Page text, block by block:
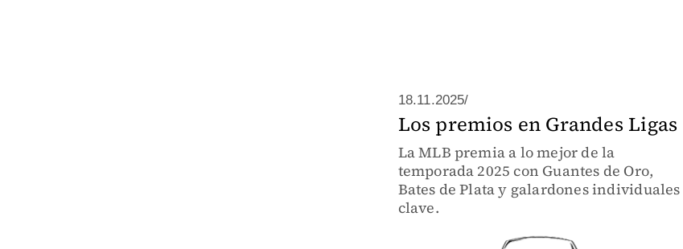
18.11.2025/
Los premios en Grandes Ligas
La MLB premia a lo mejor de la
temporada 2025 con Guantes de Oro,
Bates de Plata y galardones individuales
clave.